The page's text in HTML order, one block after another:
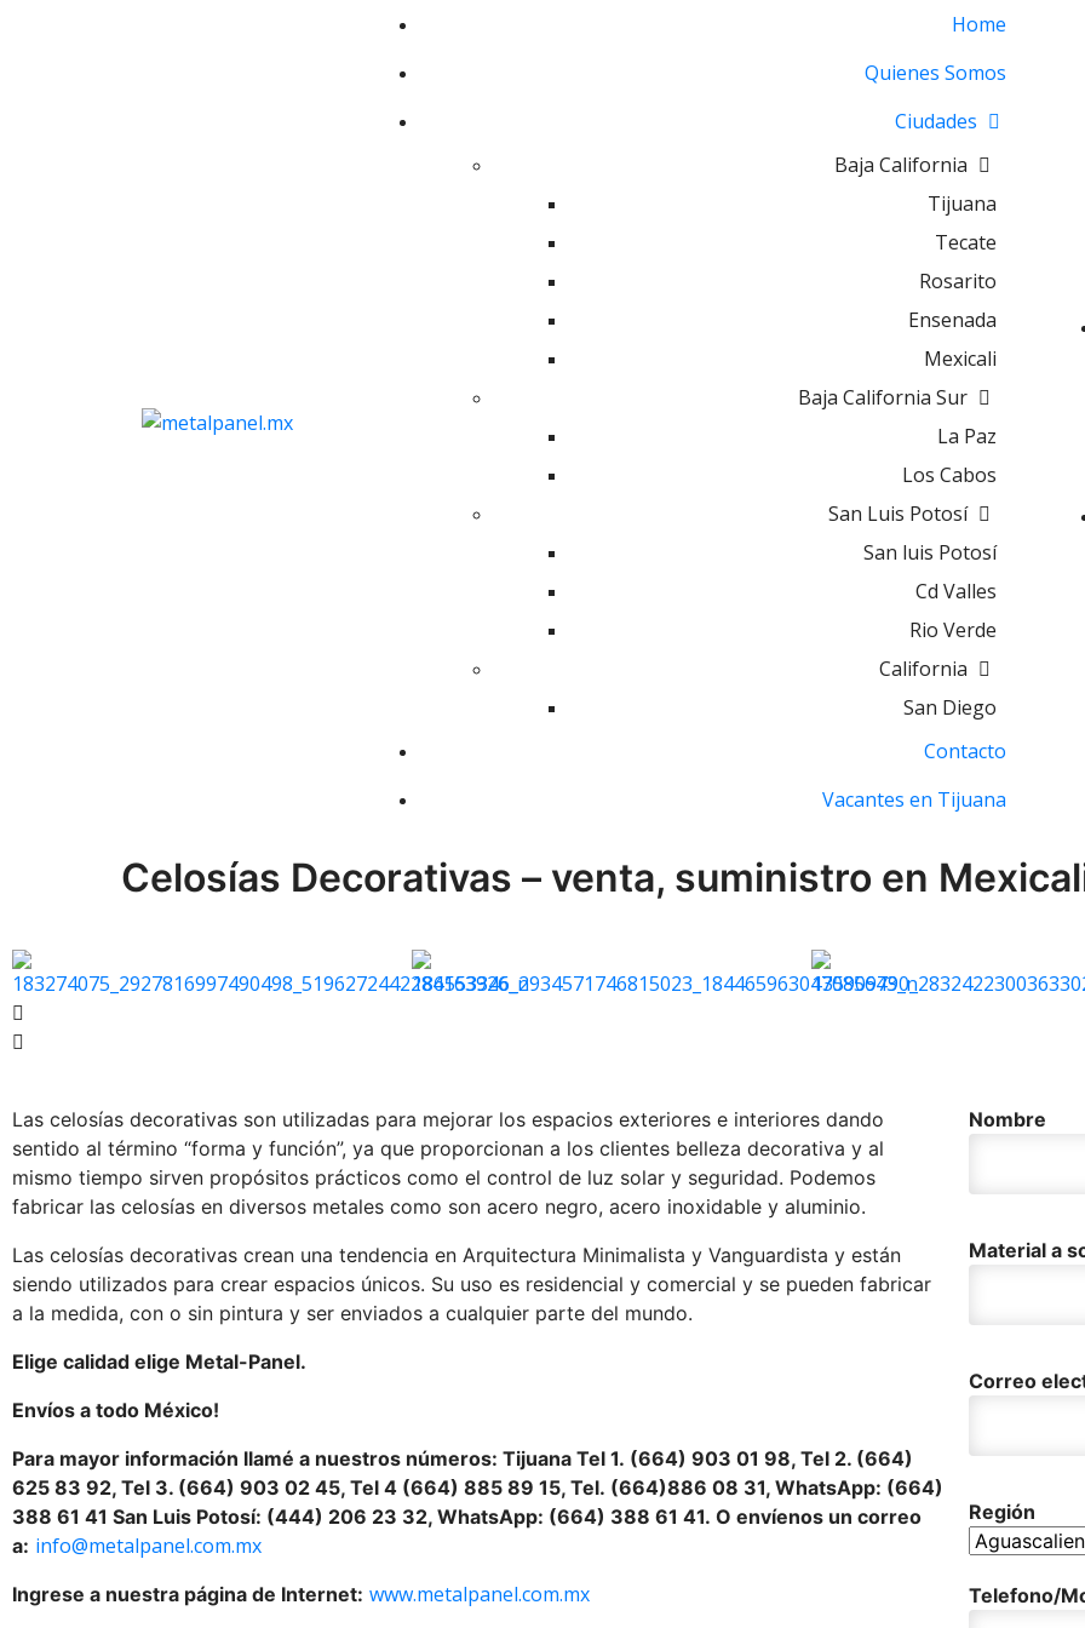
Home
Quienes Somos
Ciudades
Baja California
Tijuana
Tecate
Rosarito
Ensenada
Mexicali
Baja California Sur
La Paz
Los Cabos
San Luis Potosí
San luis Potosí
Cd Valles
Rio Verde
California
San Diego
Contacto
Vacantes en Tijuana
Celosías Decorativas – venta, suministro en
Las celosías decorativas son utilizadas para mejorar los espacios exteriores e interiores dando
sentido al término “forma y función”, ya que proporcionan a los clientes belleza decorativa y al
mismo tiempo sirven propósitos prácticos como el control de luz solar y seguridad. Podemos
fabricar las celosías en diversos metales como son acero negro, acero inoxidable y aluminio.
Las celosías decorativas crean una tendencia en Arquitectura Minimalista y Vanguardista y están
siendo utilizados para crear espacios únicos. Su uso es residencial y comercial y se pueden fabricar
a la medida, con o sin pintura y ser enviados a cualquier parte del mundo.
Elige calidad elige Metal-Panel.
Envíos a todo México!
Para mayor información llamé a nuestros números: Tijuana Tel 1. (664) 903 01 98, Tel 2. (664)
625 83 92, Tel 3. (664) 903 02 45, Tel 4 (664) 885 89 15, Tel. (664)886 08 31, WhatsApp: (664)
388 61 41 San Luis Potosí: (444) 206 23 32, WhatsApp: (664) 388 61 41. O envíenos un correo
a: info@metalpanel.com.mx
Ingrese a nuestra página de Internet: www.metalpanel.com.mx
Nombre
Material a
Correo
Región
Telefono/